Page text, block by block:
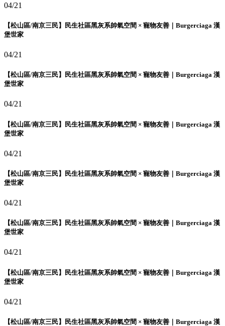
04/21
【松山區/南京三民】民生社區黑灰系帥氣空間 × 寵物友善｜Burgerciaga 漢
堡世家
04/21
【松山區/南京三民】民生社區黑灰系帥氣空間 × 寵物友善｜Burgerciaga 漢
堡世家
04/21
【松山區/南京三民】民生社區黑灰系帥氣空間 × 寵物友善｜Burgerciaga 漢
堡世家
04/21
【松山區/南京三民】民生社區黑灰系帥氣空間 × 寵物友善｜Burgerciaga 漢
堡世家
04/21
【松山區/南京三民】民生社區黑灰系帥氣空間 × 寵物友善｜Burgerciaga 漢
堡世家
04/21
【松山區/南京三民】民生社區黑灰系帥氣空間 × 寵物友善｜Burgerciaga 漢
堡世家
04/21
【松山區/南京三民】民生社區黑灰系帥氣空間 × 寵物友善｜Burgerciaga 漢